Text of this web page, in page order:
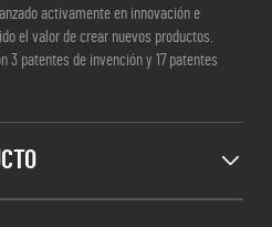
activamente en innovación e
el valor de crear nuevos productos.
3 patentes de invención y 17 patentes